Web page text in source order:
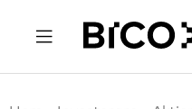
Rapporter & Presentationer